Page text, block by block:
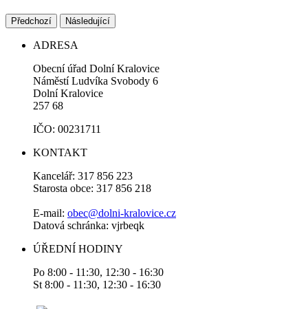
Předchozí Následující
ADRESA
Obecní úřad Dolní Kralovice
Náměstí Ludvíka Svobody 6
Dolní Kralovice
257 68
IČO: 00231711
KONTAKT
Kancelář: 317 856 223
Starosta obce: 317 856 218
E-mail: obec@dolni-kralovice.cz
Datová schránka: vjrbeqk
ÚŘEDNÍ HODINY
Po 8:00 - 11:30, 12:30 - 16:30
St 8:00 - 11:30, 12:30 - 16:30